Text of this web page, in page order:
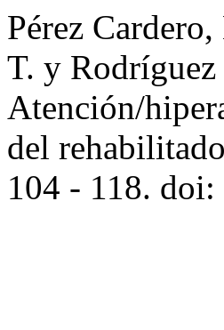
Pérez
T. y
Atención/
del
104 - 118.